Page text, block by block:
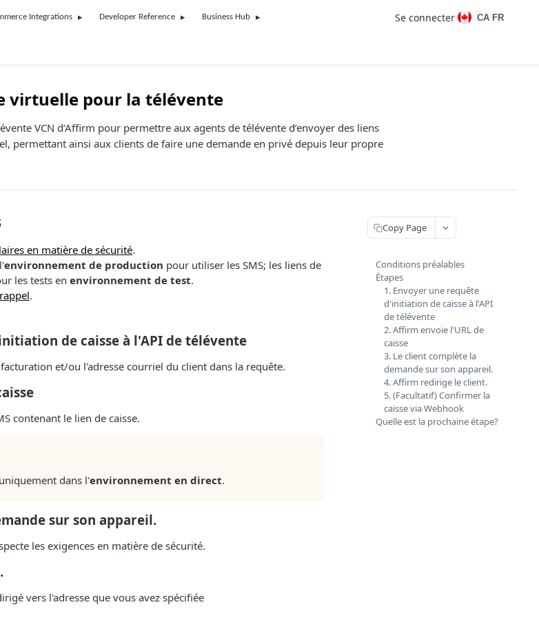
Integrations Developer Reference Business Hub Se connecter CA FR
virtuelle pour la télévente
VCN d’Affirm pour permettre aux agents de télévente d’envoyer des liens
permettant ainsi aux clients de faire une demande en privé depuis leur propre
en matière de sécurité.
environnement de production pour utiliser les SMS; les liens de
les tests en environnement de test.
.
de caisse à l'API de télévente
et/ou l'adresse courriel du client dans la requête.
contenant le lien de caisse.
dans l'environnement en direct.
sur son appareil.
les exigences en matière de sécurité.
vers l'adresse que vous avez spécifiée
Copy Page
Conditions préalables
Étapes
1. Envoyer une requête
d'initiation de caisse à l'API
de télévente
2. Affirm envoie l'URL de
caisse
3. Le client complète la
demande sur son appareil.
4. Affirm redirige le client.
5. (Facultatif) Confirmer la
caisse via Webhook
Quelle est la prochaine étape?